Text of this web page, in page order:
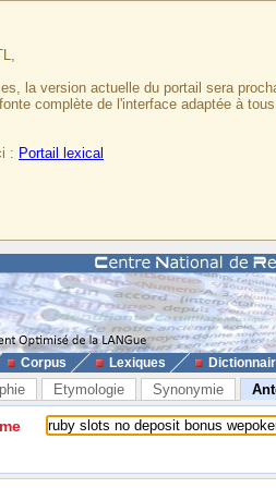
la version actuelle du portail sera
complète de l'interface adaptée à
: Portail lexical
Corpus Lexiques
Etymologie Synonymie